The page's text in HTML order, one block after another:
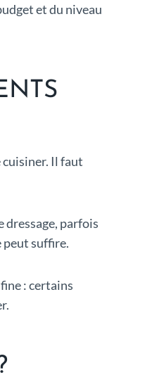
et du niveau
cuisiner. Il faut
parfois
peut suffire.
: certains